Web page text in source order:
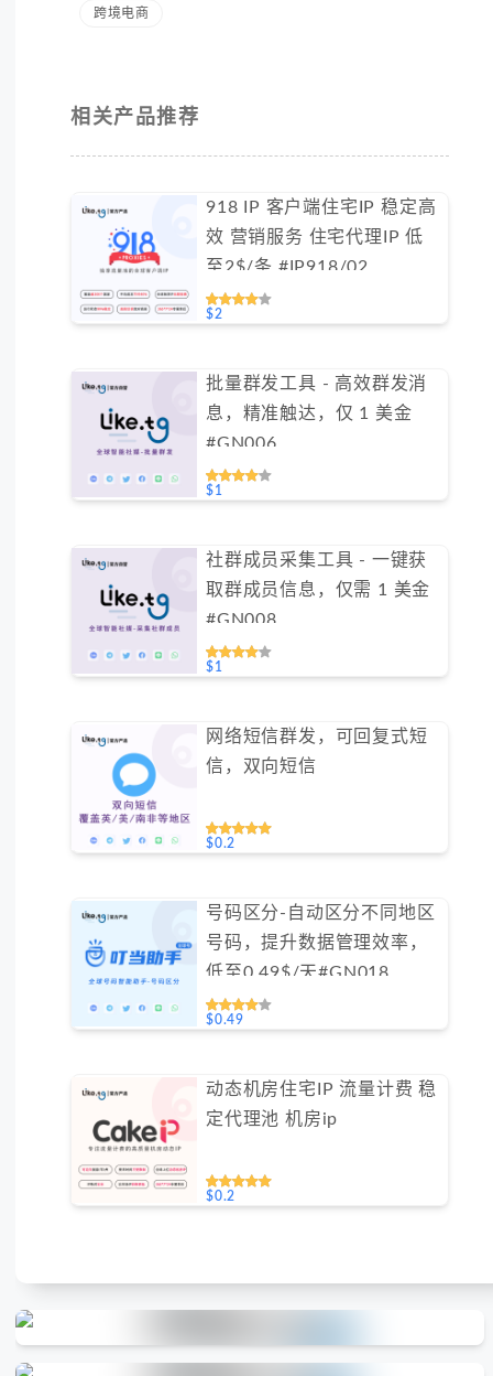
跨境电商
相关产品推荐
918 IP 客户端住宅IP 稳定高
效 营销服务 住宅代理IP 低
至2$/条 #IP918/02
$2
批量群发工具 - 高效群发消
息，精准触达，仅 1 美金
#GN006
$1
社群成员采集工具 - 一键获
取群成员信息，仅需 1 美金
#GN008
$1
网络短信群发，可回复式短
信，双向短信
$0.2
号码区分-自动区分不同地区
号码，提升数据管理效率，
低至0.49$/天#GN018
$0.49
动态机房住宅IP 流量计费 稳
定代理池 机房ip
$0.2